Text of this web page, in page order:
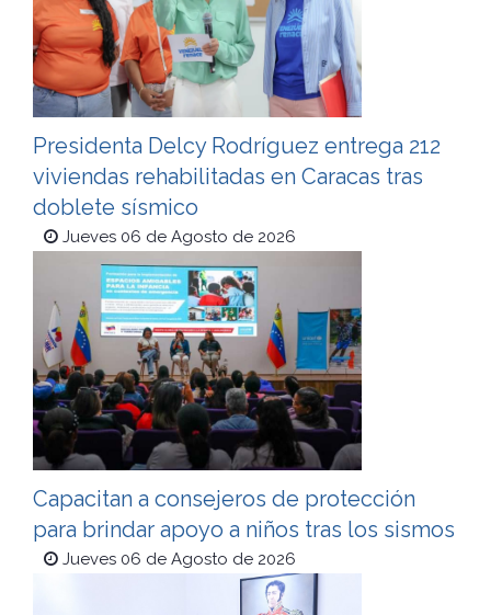
Presidenta Delcy Rodríguez entrega 212
viviendas rehabilitadas en Caracas tras
doblete sísmico
Jueves 06 de Agosto de 2026
Capacitan a consejeros de protección
para brindar apoyo a niños tras los sismos
Jueves 06 de Agosto de 2026